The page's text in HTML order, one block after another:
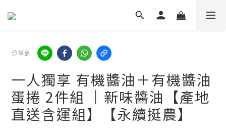
分享到
一人獨享 有機醬油＋有機醬油
蛋捲 2件組 ｜新味醬油【產地
直送含運組】【永續挺農】